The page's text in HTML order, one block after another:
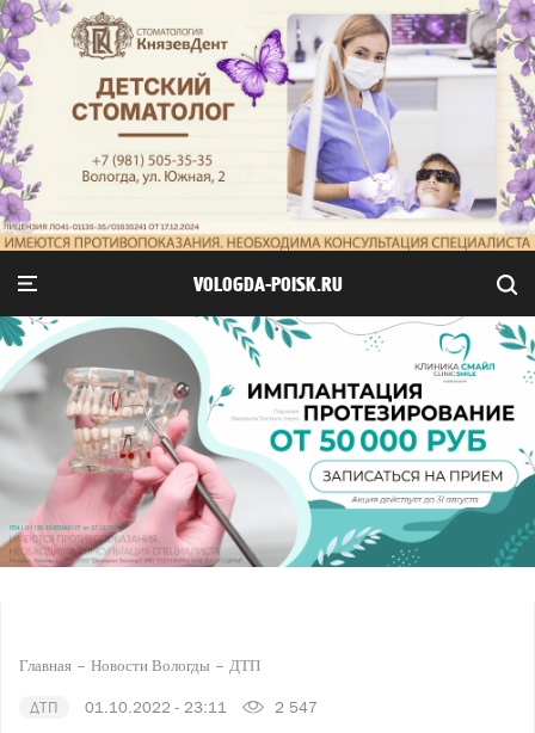
VOLOGDA-POISK.RU
Главная Новости Вологды ДТП
ДТП 01.10.2022 - 23:11 2 547